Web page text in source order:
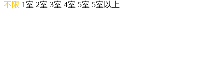
不限 1室 2室 3室 4室 5室 5室以上